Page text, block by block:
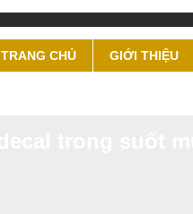
TRANG CHỦ GIỚI THIỆU